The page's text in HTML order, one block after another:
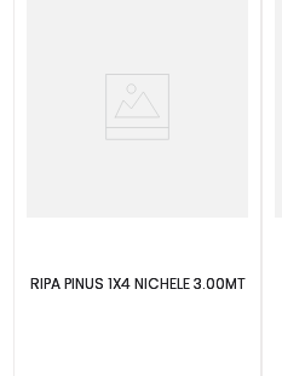
RIPA PINUS 1X4 NICHELE 3.00MT